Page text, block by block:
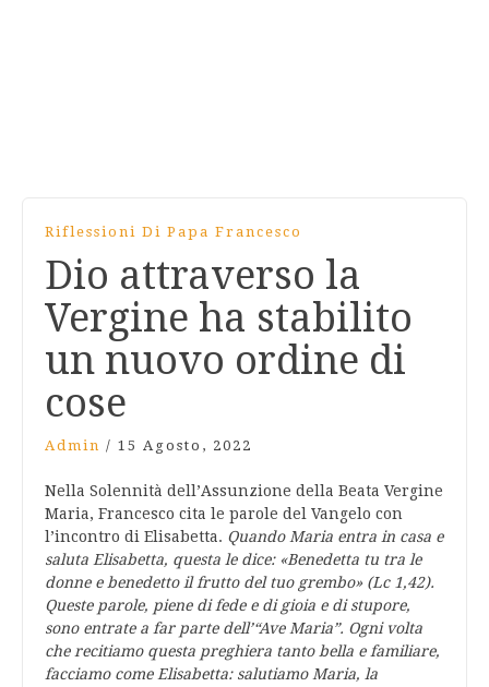
Riflessioni Di Papa Francesco
Dio attraverso la
Vergine ha stabilito
un nuovo ordine di
cose
Admin / 15 Agosto, 2022
Nella Solennità dell’Assunzione della Beata Vergine
Maria, Francesco cita le parole del Vangelo con
l’incontro di Elisabetta. Quando Maria entra in casa e
saluta Elisabetta, questa le dice: «Benedetta tu tra le
donne e benedetto il frutto del tuo grembo» (Lc 1,42).
Queste parole, piene di fede e di gioia e di stupore,
sono entrate a far parte dell’“Ave Maria”. Ogni volta
che recitiamo questa preghiera tanto bella e familiare,
facciamo come Elisabetta: salutiamo Maria, la